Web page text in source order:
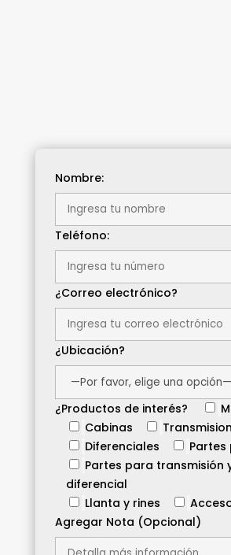
Nombre:
Teléfono:
¿Correo electrónico?
¿Ubicación?
¿Productos de interés?
Cabinas
Diferenciales
Partes para transmisión
diferencial
Llanta y rines
Agregar Nota (Opcional)